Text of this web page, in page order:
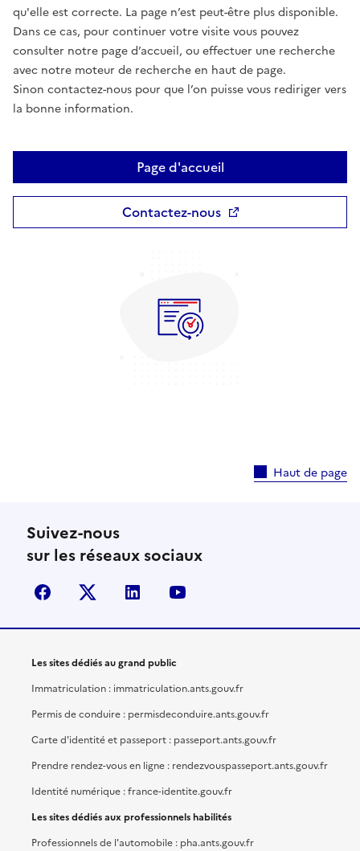
qu'elle est correcte. La page n’est peut-être plus disponible.
Dans ce cas, pour continuer votre visite vous pouvez
consulter notre page d’accueil, ou effectuer une recherche
avec notre moteur de recherche en haut de page.
Sinon contactez-nous pour que l’on puisse vous rediriger vers
la bonne information.
Page d'accueil
Contactez-nous
Haut de page
Suivez-nous
sur les réseaux sociaux
facebook X (anciennement Twitter)
linkedin
Les sites dédiés au grand public
Immatriculation : immatriculation.ants.gouv.fr
Permis de conduire : permisdeconduire.ants.gouv.fr
Carte d'identité et passeport : passeport.ants.gouv.fr
Prendre rendez-vous en ligne : rendezvouspasseport.ants.gouv.fr
Identité numérique : france-identite.gouv.fr
Les sites dédiés aux professionnels habilités
Professionnels de l'automobile : pha.ants.gouv.fr